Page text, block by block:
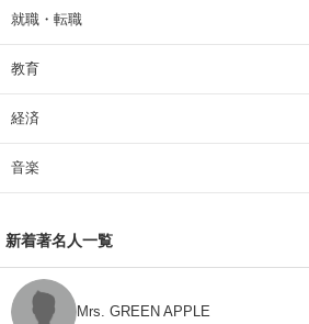
就職・転職
教育
経済
音楽
新着著名人一覧
Mrs. GREEN APPLE